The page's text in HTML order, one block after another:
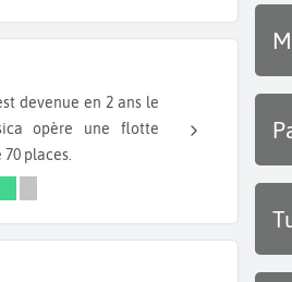
opère une flotte
places.